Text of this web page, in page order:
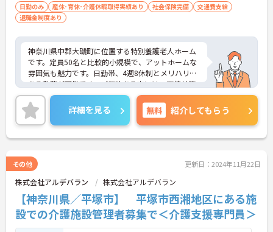
日勤のみ 産休･育休･介護休暇取得実績あり 社会保険完備
交通費支給
退職金制度あり
神奈川県中郡大磯町に位置する特別養護老人ホーム
です。定員50名と比較的小規模で、アットホームな
雰囲気も魅力です。日勤帯、4週8休制とメリハリの
ある勤務が可能です。ご興味ある方には、面接対策
ポイントなど、さらに詳細をお話しいたしますので
お気軽にご相談ください！
詳細を見る 無料 紹介してもらう
その他 更新日：2024年11月22日
株式会社アルデバラン 株式会社アルデバラン
【神奈川県／平塚市】 平塚市西湘地区にある施
設での介護施設管理者募集で＜介護支援専門員＞